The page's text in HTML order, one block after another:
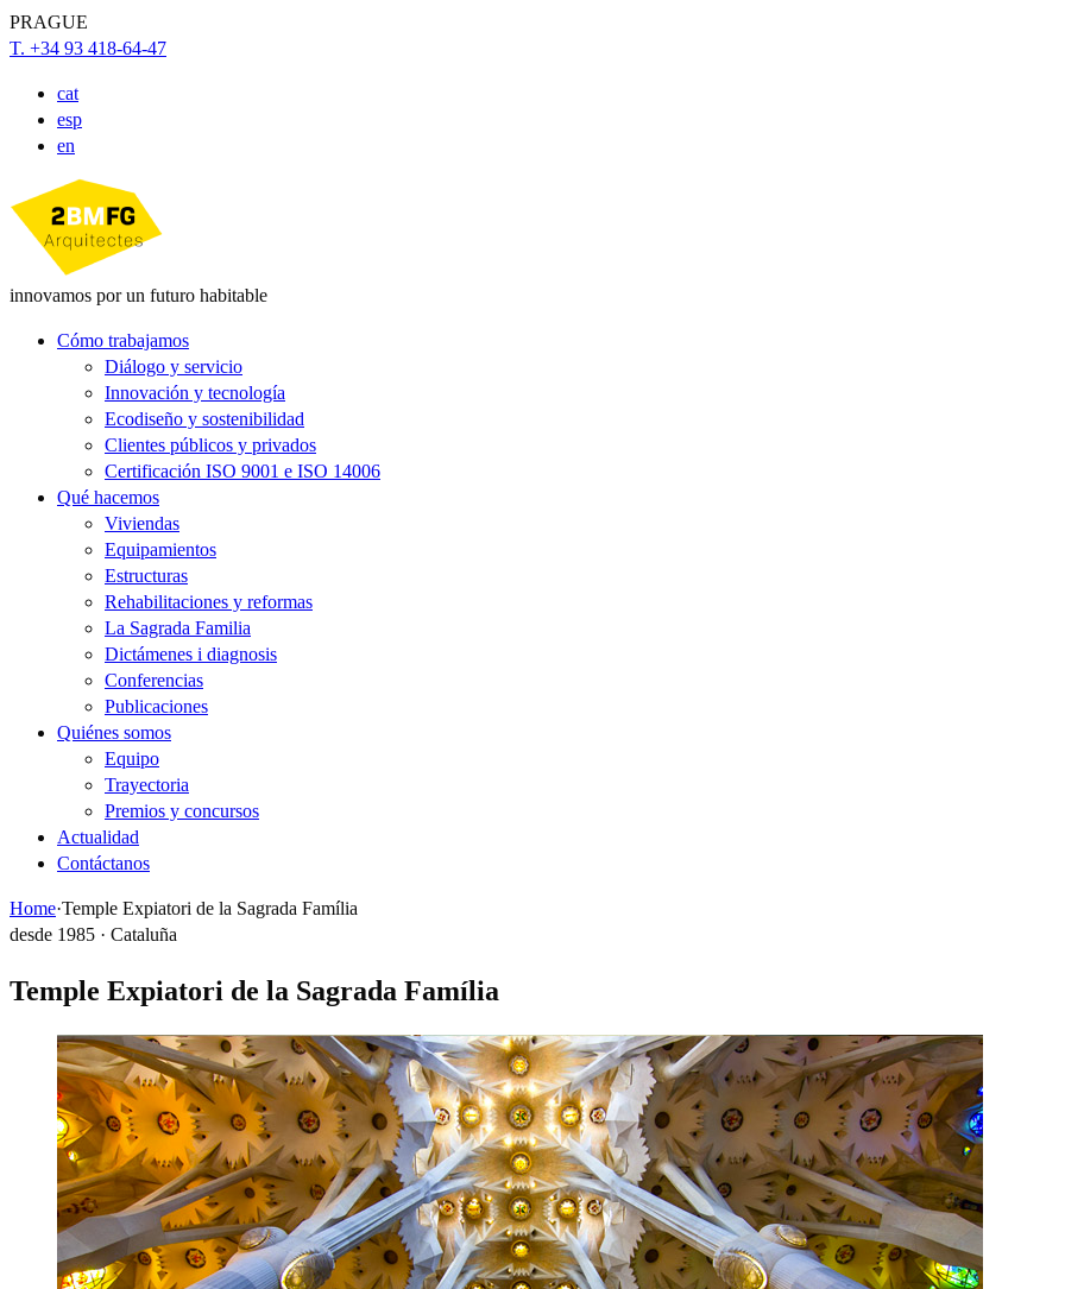
PRAGUE
T. +34 93 418-64-47
cat
esp
en
innovamos por un futuro habitable
Cómo trabajamos
Diálogo y servicio
Innovación y tecnología
Ecodiseño y sostenibilidad
Clientes públicos y privados
Certificación ISO 9001 e ISO 14006
Qué hacemos
Viviendas
Equipamientos
Estructuras
Rehabilitaciones y reformas
La Sagrada Familia
Dictámenes i diagnosis
Conferencias
Publicaciones
Quiénes somos
Equipo
Trayectoria
Premios y concursos
Actualidad
Contáctanos
Home·Temple Expiatori de la Sagrada Família
desde 1985 · Cataluña
Temple Expiatori de la Sagrada Família